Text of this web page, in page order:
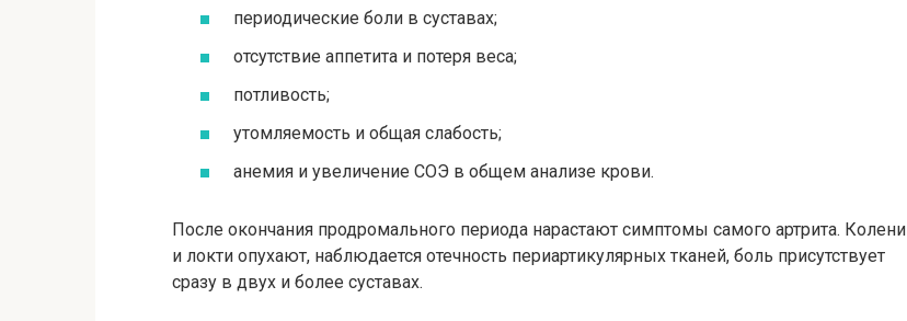
периодические боли в суставах;
отсутствие аппетита и потеря веса;
потливость;
утомляемость и общая слабость;
анемия и увеличение СОЭ в общем анализе крови.
После окончания продромального периода нарастают симптомы самого артрита. Колени
и локти опухают, наблюдается отечность периартикулярных тканей, боль присутствует
сразу в двух и более суставах.